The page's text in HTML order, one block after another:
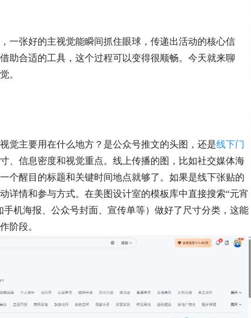
一张好的主视觉能瞬间抓住眼球，传递出活动的核心信
助合适的工具，这个过程可以变得很顺畅。今天就来聊
。
觉主要用在什么地方？是公众号推文的头图，还是线下门
、信息密度和视觉重点。线上传播的图，比如社交媒体海
个醒目的标题和关键时间地点就够了。如果是线下张贴的
详情和参与方式。在美图设计室的模板库中直接搜索“元宵
机海报、公众号封面、宣传单等）做好了尺寸分类，这能
阶段。